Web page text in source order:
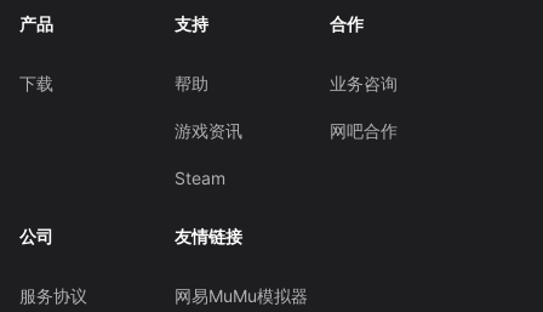
产品
下载
支持
帮助
游戏资讯
Steam
合作
业务咨询
网吧合作
公司
服务协议
友情链接
网易MuMu模拟器